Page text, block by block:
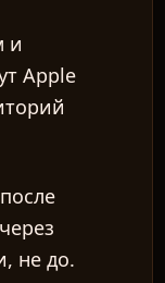
и
Apple
не до.